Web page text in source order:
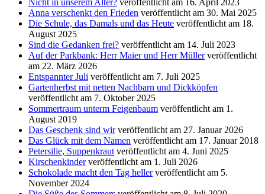
Nicht in unserem Alter? veröffentlicht am 16. April 2023
Anna verschenkt den Frieden veröffentlicht am 30. Mai 2025
Die Schule, das Damals und das Heute veröffentlicht am 18.
August 2025
Sind die Gedanken frei? veröffentlicht am 14. Juli 2023
Auf der Parkbank: Herr Maier und Herr Müller veröffentlicht
am 22. März 2026
Entspannter Juli veröffentlicht am 7. Juli 2025
Gartenherbst mit netten Nachbarn und Dickköpfen
veröffentlicht am 7. Oktober 2025
Sommertraum unterm Feigenbaum veröffentlicht am 1.
August 2019
Das Geschenk sind wir veröffentlicht am 27. Januar 2026
Das Glück mit dem Namen veröffentlicht am 17. Januar 2018
Petersilie, Suppenkraut veröffentlicht am 4. Juni 2025
Kirschenkinder veröffentlicht am 1. Juli 2026
Schokolade macht den Tag heller veröffentlicht am 5.
November 2024